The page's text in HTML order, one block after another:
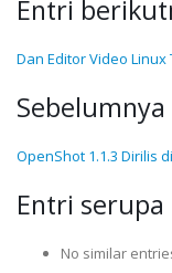
Entri
Dan Editor Video
Sebelumnya
OpenShot 1.1.3 Dirilis
Entri serupa
No similar